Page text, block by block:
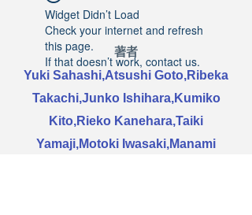
Widget Didn’t Load
Check your internet and refresh
this page.
If that doesn’t work, contact us.
著者
Yuki Sahashi,Atsushi Goto,Ribeka
Takachi,Junko Ishihara,Kumiko
Kito,Rieko Kanehara,Taiki
Yamaji,Motoki Iwasaki,Manami